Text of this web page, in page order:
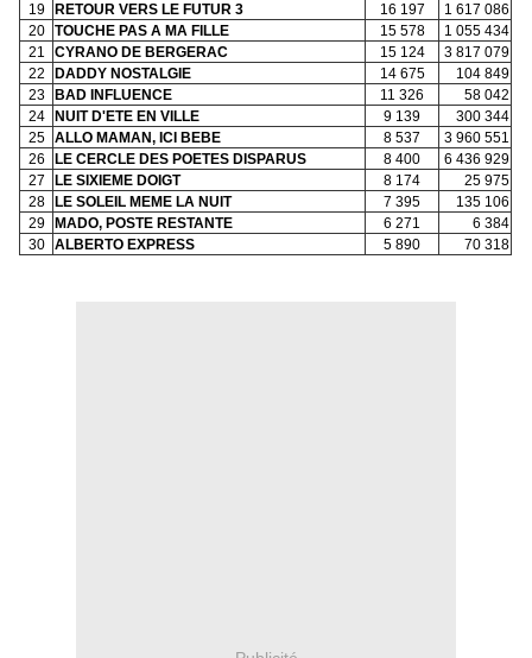
19
RETOUR VERS LE FUTUR 3 16 197
1 617 086
20
TOUCHE PAS A MA FILLE 15 578
1 055 434
21
CYRANO DE BERGERAC 15 124
3 817 079
22
DADDY NOSTALGIE 14 675
104 849
23
BAD INFLUENCE 11 326
58 042
24
NUIT D'ETE EN VILLE 9 139
300 344
25
ALLO MAMAN, ICI BEBE 8 537
3 960 551
26
LE CERCLE DES POETES DISPARUS 8 400
6 436 929
27
LE SIXIEME DOIGT 8 174
25 975
28
LE SOLEIL MEME LA NUIT 7 395
135 106
29
MADO, POSTE RESTANTE 6 271
6 384
30
ALBERTO EXPRESS 5 890 70 318